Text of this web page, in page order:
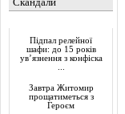
Підпал релейної
шафи: до 15 років
ув’язнення з конфіска
Завтра Житомир
прощатиметься з
Героєм